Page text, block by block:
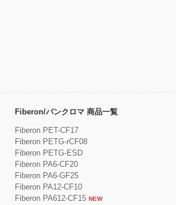
Fiberon/パンクロマ 商品一覧
Fiberon PET-CF17
Fiberon PETG-rCF08
Fiberon PETG-ESD
Fiberon PA6-CF20
Fiberon PA6-GF25
Fiberon PA12-CF10
Fiberon PA612-CF15 NEW